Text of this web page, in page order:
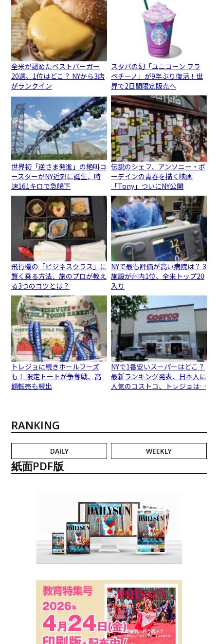
全米が認めたベストバーガー
20選、1位はどこ？ NYから3店
がランクイン
スタバの幻「ユニコーン フラ
ペチーノ」が9年ぶり復活！世
界で2日間限定販売へ
世界初「逆さま発進」の絶叫コ
ースターがNY近郊に誕生、時
速161キロで急降下
伝説のシェフ、アンソニー・ボ
ーデインの青春を描く映画
「Tony」ついにNY公開
飛行機の「ビジネスクラス」に
賢く乗る方法、旅のプロが教え
る3つのコツとは？
NYで最も評価が高い病院は？ 3
施設が州内1位、全米トップ20
入り
トレジョに続きホールフーズ
も！ 限定トートが争奪戦、高
額転売も続出
NYで1番安いスーパーはどこ？
最新ランキング発表、日本人に
人気のコストコ、トレジョは…
RANKING
DAILY WEEKLY
紙面PDF版